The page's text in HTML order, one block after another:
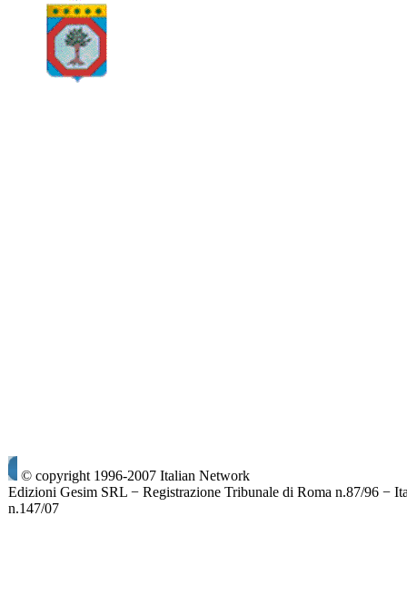
© copyright 1996-2007 Italian Network
Edizioni Gesim SRL − Registrazione Tribunale di Roma n.87/96 −
n.147/07